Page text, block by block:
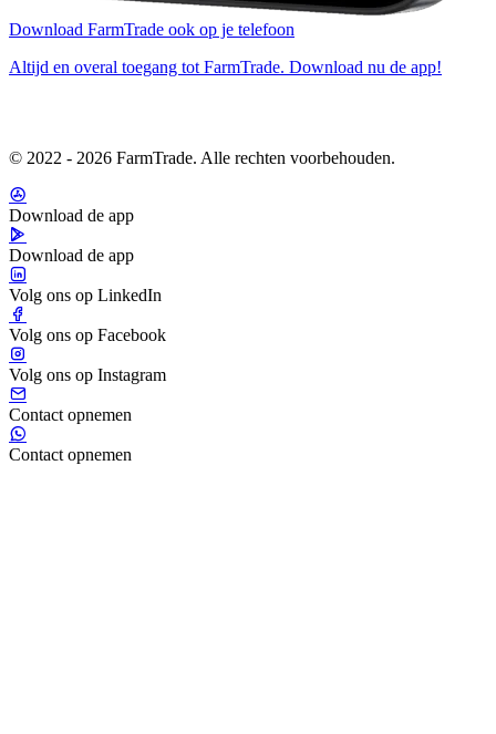
Download FarmTrade ook op je telefoon
Altijd en overal toegang tot FarmTrade. Download nu de app!
© 2022 - 2026 FarmTrade. Alle rechten voorbehouden.
Download de app
Download de app
Volg ons op LinkedIn
Volg ons op Facebook
Volg ons op Instagram
Contact opnemen
Contact opnemen